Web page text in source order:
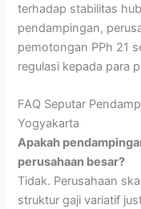
terhadap stabilitas
pendampingan,
pemotongan PPh 21
regulasi kepada para
FAQ Seputar
Yogyakarta
Apakah
perusahaan besar?
Tidak. Perusahaan
struktur gaji variatif